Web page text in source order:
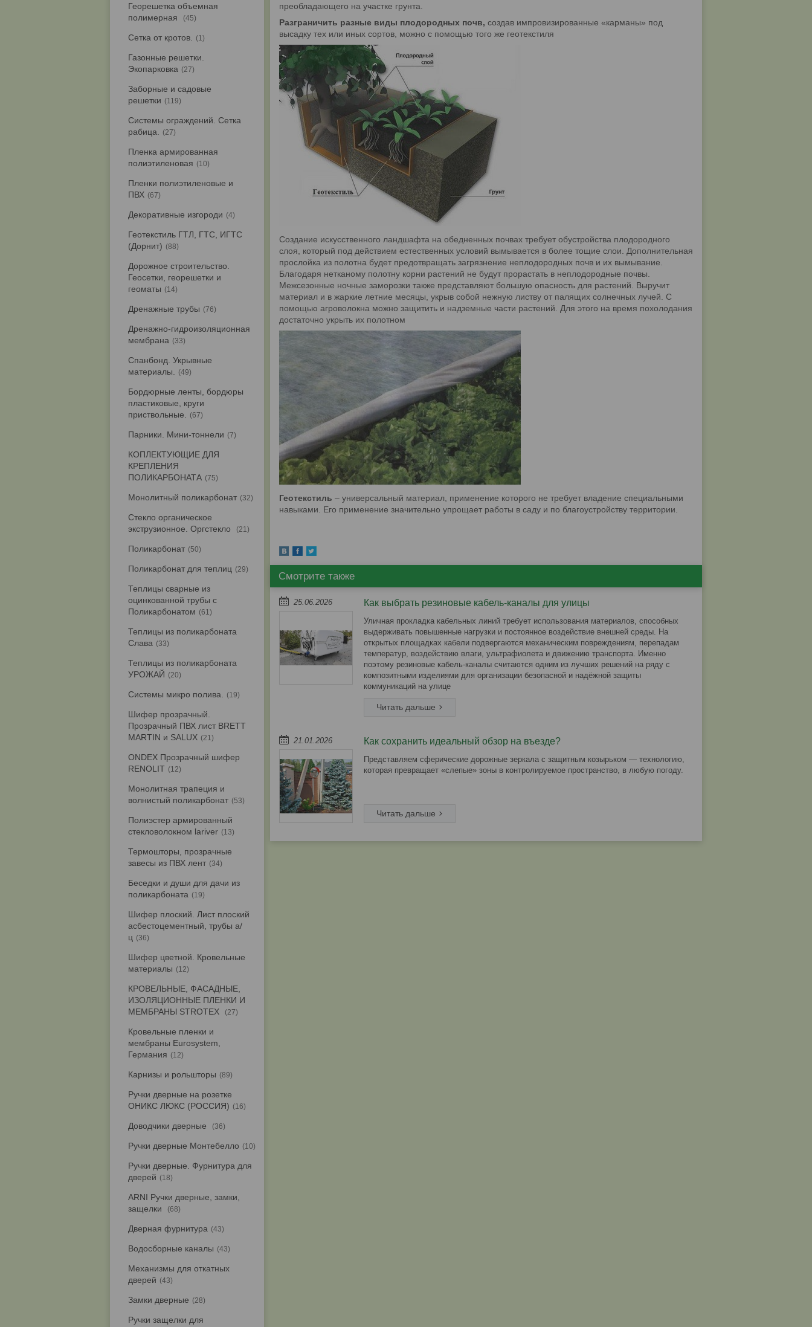
преобладающего на участке грунта.
Разграничить разные виды плодородных почв, создав импровизированные «карманы» под
высадку тех или иных сортов, можно с помощью того же геотекстиля
Создание искусственного ландшафта на обедненных почвах требует обустройства плодородного
слоя, который под действием естественных условий вымывается в более тощие слои. Дополнительная
прослойка из полотна будет предотвращать загрязнение неплодородных почв и их вымывание.
Благодаря нетканому полотну корни растений не будут прорастать в неплодородные почвы.
Межсезонные ночные заморозки также представляют большую опасность для растений. Выручит
материал и в жаркие летние месяцы, укрыв собой нежную листву от палящих солнечных лучей. С
помощью агроволокна можно защитить и надземные части растений. Для этого на время похолодания
достаточно укрыть их полотном
Геотекстиль – универсальный материал, применение которого не требует владение специальными
навыками. Его применение значительно упрощает работы в саду и по благоустройству территории.
25.06.2026 Как выбрать резиновые кабель-каналы для улицы
Уличная прокладка кабельных линий требует использования материалов, способных
выдерживать повышенные нагрузки и постоянное воздействие внешней среды. На
открытых площадках кабели подвергаются механическим повреждениям, перепадам
температур, воздействию влаги, ультрафиолета и движению транспорта. Именно
поэтому резиновые кабель-каналы считаются одним из лучших решений на ряду с
композитными изделиями для организации безопасной и надёжной защиты
коммуникаций на улице
21.01.2026 Как сохранить идеальный обзор на въезде?
Представляем сферические дорожные зеркала с защитным козырьком — технологию,
которая превращает «слепые» зоны в контролируемое пространство, в любую погоду.
Георешетка объемная
полимерная
45
Сетка от кротов. 1
Газонные решетки.
Экопарковка
27
Заборные и садовые
решетки
119
Системы ограждений. Сетка
рабица.
27
Пленка армированная
полиэтиленовая
10
Пленки полиэтиленовые и
ПВХ
67
Декоративные изгороди 4
Геотекстиль ГТЛ, ГТС, ИГТС
(Дорнит)
88
Дорожное строительство.
Геосетки, георешетки и
геоматы
14
Дренажные трубы 76
Дренажно-гидроизоляционная
мембрана
33
Спанбонд. Укрывные
материалы.
49
Бордюрные ленты, бордюры
пластиковые, круги
приствольные.
67
Парники. Мини-тоннели 7
КОПЛЕКТУЮЩИЕ ДЛЯ
КРЕПЛЕНИЯ
ПОЛИКАРБОНАТА
75
Монолитный поликарбонат 32
Стекло органическое
экструзионное. Оргстекло
21
Поликарбонат 50
Поликарбонат для теплиц 29
Теплицы сварные из
оцинкованной трубы с
Поликарбонатом
61
Теплицы из поликарбоната
Слава
33
Теплицы из поликарбоната
УРОЖАЙ
20
Системы микро полива. 19
Шифер прозрачный.
Прозрачный ПВХ лист BRETT
MARTIN и SALUX
21
ONDEX Прозрачный шифер
RENOLIT
12
Монолитная трапеция и
волнистый поликарбонат
53
Полиэстер армированный
стекловолокном lariver
13
Термошторы, прозрачные
завесы из ПВХ лент
34
Беседки и души для дачи из
поликарбоната
19
Шифер плоский. Лист плоский
асбестоцементный, трубы а/
ц
36
Шифер цветной. Кровельные
материалы
12
КРОВЕЛЬНЫЕ, ФАСАДНЫЕ,
ИЗОЛЯЦИОННЫЕ ПЛЕНКИ И
МЕМБРАНЫ STROTEX
27
Кровельные пленки и
мембраны Eurosystem,
Германия
12
Карнизы и рольшторы 89
Ручки дверные на розетке
ОНИКС ЛЮКС (РОССИЯ)
16
Доводчики дверные 36
Ручки дверные Монтебелло 10
Ручки дверные. Фурнитура для
дверей
18
ARNI Ручки дверные, замки,
защелки
68
Дверная фурнитура 43
Водосборные каналы 43
Механизмы для откатных
дверей
43
Замки дверные 28
Ручки защелки для